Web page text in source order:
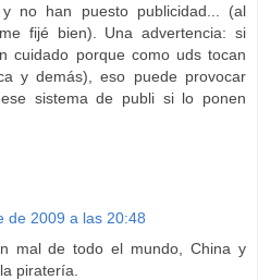
no han puesto publicidad... (al
fijé bien). Una advertencia: si
cuidado porque como uds tocan
y demás), eso puede provocar
sistema de publi si lo ponen
de 2009 a las 20:48
mal de todo el mundo, China y
piratería.